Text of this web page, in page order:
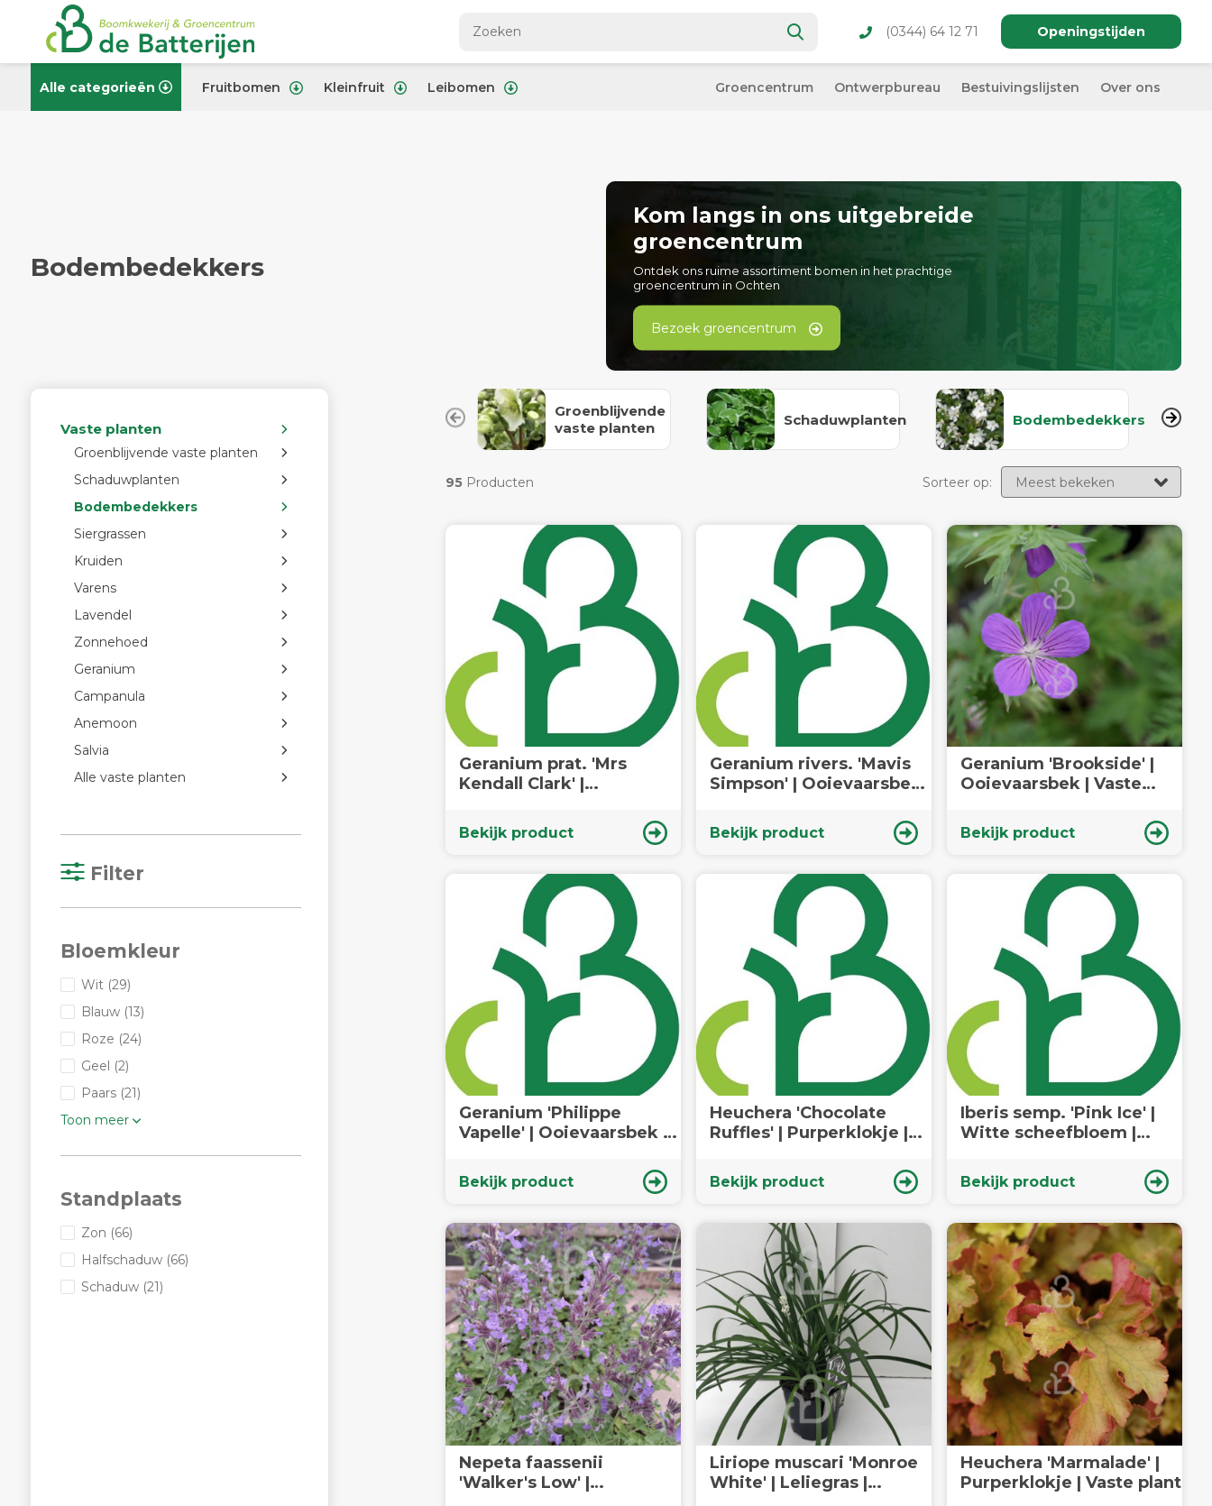
(0344) 64 12 71 Openingstijden
Alle categorieën Fruitbomen Kleinfruit Leibomen Groencentrum Ontwerpbureau Bestuivingslijsten Over ons
Bodembedekkers
Kom langs in ons uitgebreide
groencentrum
Ontdek ons ruime assortiment bomen in het prachtige
groencentrum in Ochten
Bezoek groencentrum
Vaste planten
Groenblijvende vaste planten
Schaduwplanten
Bodembedekkers
Siergrassen
Kruiden
Varens
Lavendel
Zonnehoed
Geranium
Campanula
Anemoon
Salvia
Alle vaste planten
Filter
Bloemkleur
Wit (29)
Blauw (13)
Roze (24)
Geel (2)
Paars (21)
Toon meer
Standplaats
Zon (66)
Halfschaduw (66)
Schaduw (21)
Groenblijvende
vaste planten
Schaduwplanten Bodembedekkers
95Producten Sorteer op:
Geranium prat. 'Mrs
Kendall Clark' |
plant
Bekijk product
Geranium rivers. 'Mavis
Simpson' | Ooievaarsbek |
Bekijk product
Geranium 'Brookside' |
Ooievaarsbek | Vaste
Bekijk product
Geranium 'Philippe
Vapelle' | Ooievaarsbek |
Bekijk product
Heuchera 'Chocolate
Ruffles' | Purperklokje |
Bekijk product
Iberis semp. 'Pink Ice' |
Witte scheefbloem |
Bekijk product
Nepeta faassenii
'Walker's Low' |
Liriope muscari 'Monroe
White' | Leliegras |
Heuchera 'Marmalade' |
Purperklokje | Vaste plant